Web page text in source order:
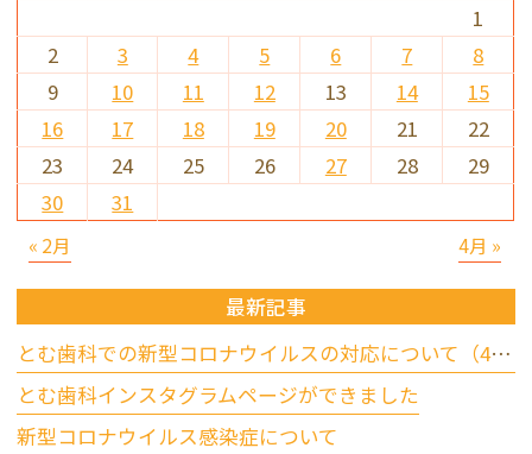
« 2月 4月 »
1
2
3 4 5 6 7
8
9
10 11 12 13 14
15
16
17 18 19 20 21
22
23
24 25 26 27 28
29
30
31
最新記事
とむ歯科での新型コロナウイルスの対応について（4/17更新）
とむ歯科インスタグラムページができました
新型コロナウイルス感染症について